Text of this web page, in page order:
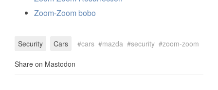
Zoom-Zoom bobo
Security Cars cars mazda security zoom-zoom
Share on Mastodon